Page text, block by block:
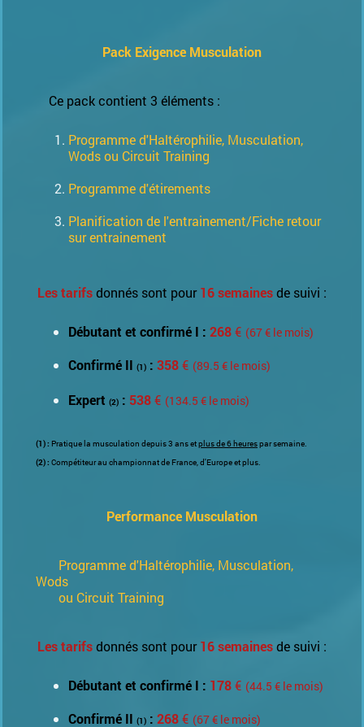
Pack Exigence Musculation
Ce pack contient 3 éléments :
Programme d'Haltérophilie, Musculation,
Wods ou Circuit Training
Programme d'étirements
Planification de l'entrainement/Fiche retour
sur entrainement
Les tarifsdonnés sont pour 16 semainesde suivi :
Débutant et confirmé I : 268€ (67 € le mois)
Confirmé II (1) : 358€ (89.5 € le mois)
Expert (2) : 538€ (134.5 € le mois)
(1) : Pratique la musculation depuis 3 ans etplus de 6 heurespar semaine.
(2) : Compétiteur au championnat de France, d'Europe et plus.
Performance Musculation
Programme d'Haltérophilie, Musculation,
Wods
ou Circuit Training
Les tarifsdonnés sont pour 16 semainesde suivi :
Débutant et confirmé I : 178€ (44.5 € le mois)
Confirmé II (1) : 268€ (67 € le mois)